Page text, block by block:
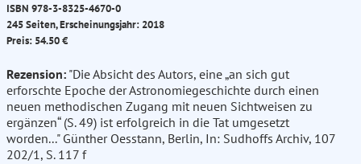
ISBN 978-3-8325-4670-0
245 Seiten, Erscheinungsjahr: 2018
Preis: 54.50 €
Rezension: "Die Absicht des Autors, eine „an sich gut
erforschte Epoche der Astronomiegeschichte durch einen
neuen methodischen Zugang mit neuen Sichtweisen zu
ergänzen“ (S. 49) ist erfolgreich in die Tat umgesetzt
worden..." Günther Oesstann, Berlin, In: Sudhoffs Archiv, 107
202/1, S. 117 f